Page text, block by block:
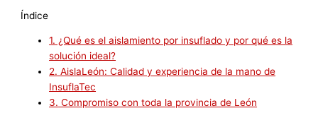
Índice
1. ¿Qué es el aislamiento por insuflado y por qué es la
solución ideal?
2. AislaLeón: Calidad y experiencia de la mano de
InsuflaTec
3. Compromiso con toda la provincia de León